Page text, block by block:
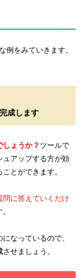
例をみていきます。
成します
ょうか？ ツールで
アップする方が効
とができます。
問に答えていくだけ
なっているので、
させましょう。